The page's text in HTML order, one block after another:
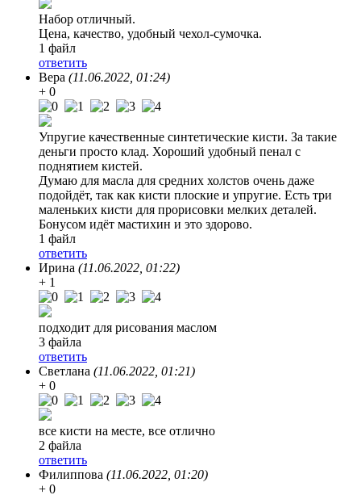
Набор отличный.
Цена, качество, удобный чехол-сумочка.
1 файл
ответить
Вера (11.06.2022, 01:24)
+ 0
Упругие качественные синтетические кисти. За такие
деньги просто клад. Хороший удобный пенал с
поднятием кистей.
Думаю для масла для средних холстов очень даже
подойдёт, так как кисти плоские и упругие. Есть три
маленьких кисти для прорисовки мелких деталей.
Бонусом идёт мастихин и это здорово.
1 файл
ответить
Ирина (11.06.2022, 01:22)
+ 1
подходит для рисования маслом
3 файла
ответить
Светлана (11.06.2022, 01:21)
+ 0
все кисти на месте, все отлично
2 файла
ответить
Филиппова (11.06.2022, 01:20)
+ 0